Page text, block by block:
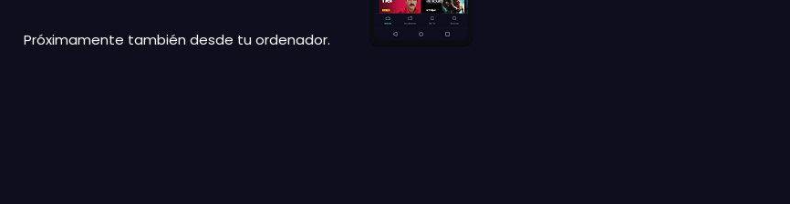
Próximamente también desde tu ordenador.